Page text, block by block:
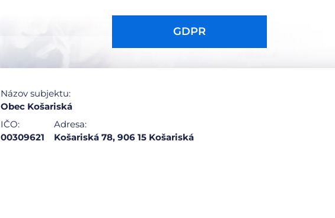
GDPR
Názov subjektu:
Obec Košariská
IČO:
00309621
Adresa:
Košariská 78, 906 15 Košariská